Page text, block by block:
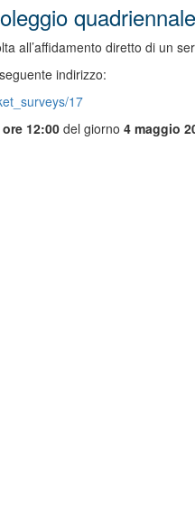
all’affidamento diretto di un
indirizzo:
17
ore 12:00 del giorno 4 maggio